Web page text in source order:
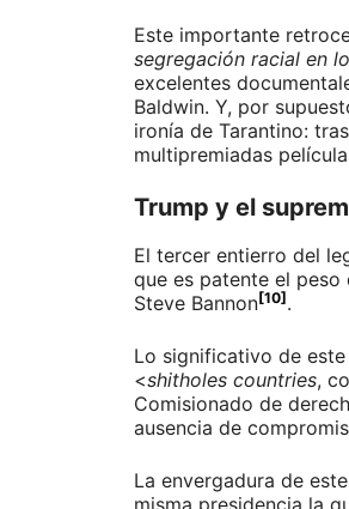
Este importante
segregación racial en
excelentes
Baldwin. Y, por
ironía de Tarantino:
multipremiadas
Trump y el
El tercer entierro del
que es patente el
Steve Bannon[10].
Lo significativo de
<shitholes countries,
Comisionado de
ausencia de
La envergadura de este